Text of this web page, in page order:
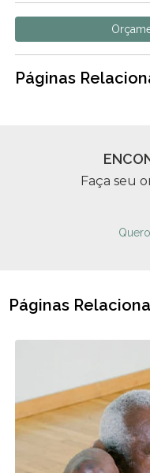
Páginas
Faça seu
Páginas